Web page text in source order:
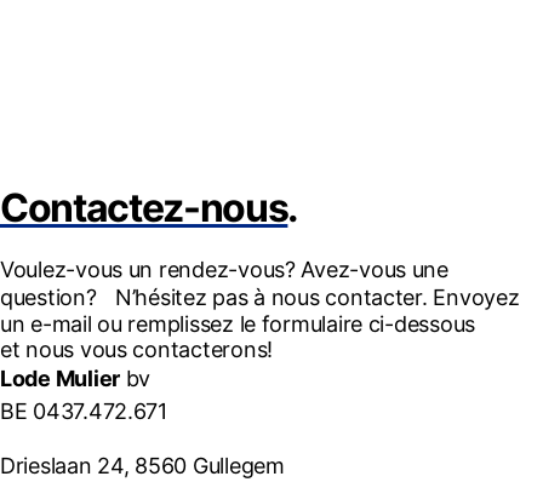
Contactez-nous.
Voulez-vous un rendez-vous? Avez-vous une
question? N’hésitez pas à nous contacter. Envoyez
un e-mail ou remplissez le formulaire ci-dessous
et nous vous contacterons!
Lode Mulier bv
BE 0437.472.671
Drieslaan 24, 8560 Gullegem